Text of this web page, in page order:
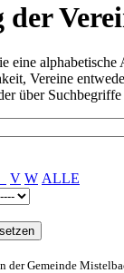
eine alphabetische
Vereine
über
V W ALLE
der Gemeinde